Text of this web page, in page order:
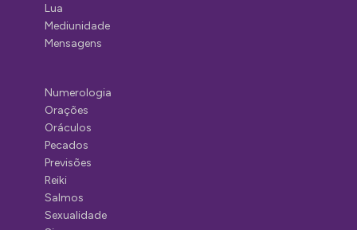
Lua
Mediunidade
Mensagens
Numerologia
Orações
Oráculos
Pecados
Previsões
Reiki
Salmos
Sexualidade